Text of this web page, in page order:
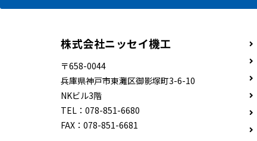
株式会社ニッセイ機工
〒658-0044
兵庫県神戸市東灘区御影塚町3-6-10
NKビル3階
TEL： 078-851-6680
FAX： 078-851-6681